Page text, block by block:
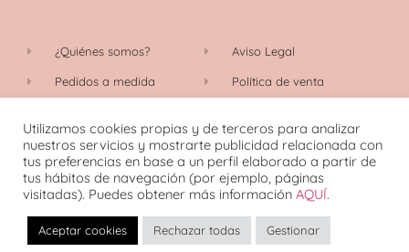
¿Quiénes somos?
Pedidos a medida
Política de envíos
Contacto
Aviso Legal
Política de venta
Política de cookies
© 2026 TODOS LOS DERECHOS RESERVADOS / DISEÑO WEB: IAC
Utilizamos cookies propias y de terceros para analizar
nuestros servicios y mostrarte publicidad relacionada con
tus preferencias en base a un perfil elaborado a partir de
tus hábitos de navegación (por ejemplo, páginas
visitadas). Puedes obtener más información AQUÍ.
Aceptar cookies Rechazar todas Gestionar